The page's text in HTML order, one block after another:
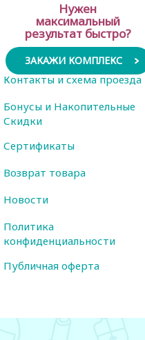
Нужен
максимальный
результат быстро?
ЗАКАЖИ КОМПЛЕКС
Контакты и схема проезда
Бонусы и Накопительные
Скидки
Сертификаты
Возврат товара
Новости
Политика
конфиденциальности
Публичная оферта